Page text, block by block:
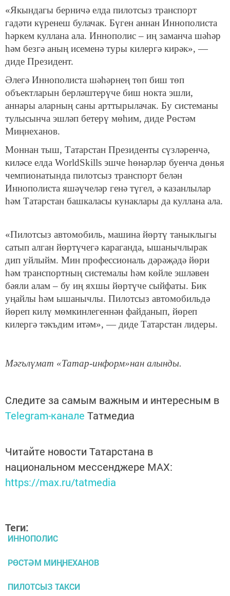
«Якындагы берничә елда пилотсыз транспорт
гадәти күренеш булачак. Бүген аннан Иннополиста
һәркем куллана ала. Иннополис – иң заманча шәһәр
һәм безгә аның исеменә туры килергә кирәк», —
диде Президент.
Әлегә Иннополиста шәһәрнең төп биш төп
объектларын берләштерүче биш нокта эшли,
аннары аларның саны арттырылачак. Бу системаны
тулысынча эшләп бетерү мөһим, диде Рөстәм
Миңнеханов.
Моннан тыш, Татарстан Президенты сүзләренчә,
киләсе елда WorldSkills эшче һөнәрләр буенча дөнья
чемпионатында пилотсыз транспорт белән
Иннополиста яшәүчеләр генә түгел, ә казанлылар
һәм Татарстан башкаласы кунаклары да куллана ала.
«Пилотсыз автомобиль, машина йөртү таныклыгы
сатып алган йөртүчегә караганда, ышанычлырак
дип уйлыйм. Мин профессиональ дәрәҗәдә йөри
һәм транспортның системалы һәм көйле эшләвен
бәяли алам – бу иң яхшы йөртүче сыйфаты. Бик
уңайлы һәм ышанычлы. Пилотсыз автомобильдә
йөреп килү мөмкинлегеннән файданып, йөреп
килергә тәкъдим итәм», — диде Татарстан лидеры.
Мәгълүмат «Татар-информ»нан алынды.
Следите за самым важным и интересным в
Telegram-канале Татмедиа
Читайте новости Татарстана в
национальном мессенджере MАХ:
https://max.ru/tatmedia
Теги:
ИННОПОЛИС
РӨСТӘМ МИҢНЕХАНОВ
ПИЛОТСЫЗ ТАКСИ